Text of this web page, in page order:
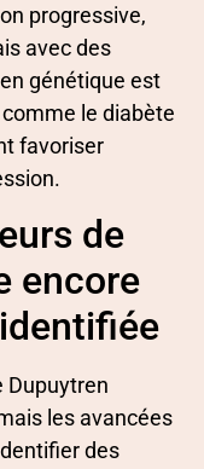
progressive,
avec des
génétique est
le diabète
favoriser
de
encore
Dupuytren
les avancées
des